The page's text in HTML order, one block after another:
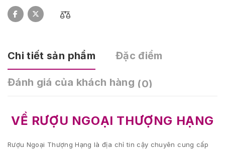
Chi tiết sản phẩm Đặc điểm
Đánh giá của khách hàng (0)
VỀ RƯỢU NGOẠI THƯỢNG HẠNG
Rượu Ngoại Thượng Hạng là địa chỉ tin cậy chuyên cung cấp